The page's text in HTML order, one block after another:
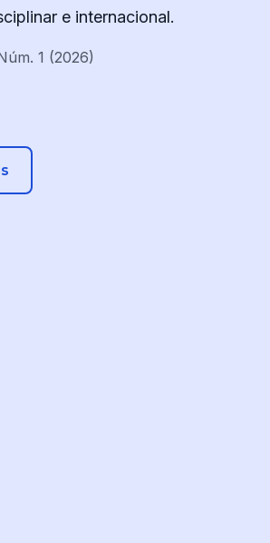
e internacional.
1 (2026)